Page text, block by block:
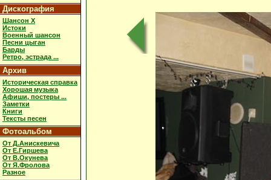
Дискография
Шансон X
Истоки
Военный шансон
Песни цыган
Барды
Ретро, эстрада ...
Архив
Историческая справка
Хорошая музыка
Афиши, постеры ...
Заметки
Книги
Тексты песен
Фотоальбом
От Д.Анискевича
От Е.Гиршева
От В.Окунева
От Я.Фролова
Разное